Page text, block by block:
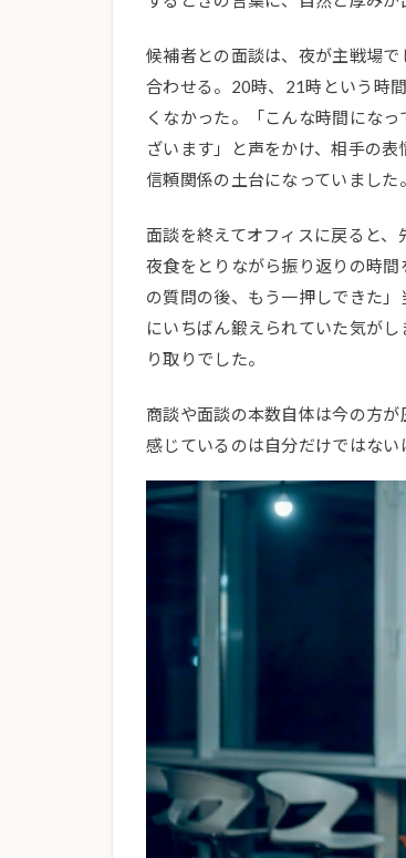
候補者との面談は、夜が主戦場
合わせる。20時、21時という時
くなかった。「こんな時間にな
ざいます」と声をかけ、相手の
信頼関係の土台になっていました。
面談を終えてオフィスに戻ると
夜食をとりながら振り返りの時
の質問の後、もう一押しできた
にいちばん鍛えられていた気が
り取りでした。
商談や面談の本数自体は今の方
感じているのは自分だけではない